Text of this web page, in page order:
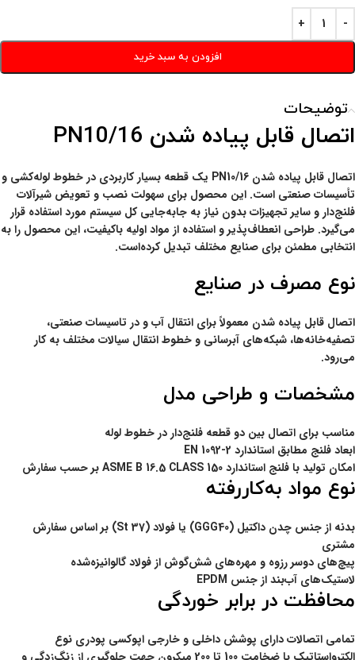
افزودن به سبد خرید
توضیحات
اتصال قابل پیاده شدن PN10/16
اتصال قابل پیاده شدن PN10/16 یک قطعه بسیار کاربردی در خطوط لوله‌کشی و
تأسیسات صنعتی است. این محصول برای سهولت نصب و تعویض شیرآلات
فلنج‌دار و سایر تجهیزات بدون نیاز به جابه‌جایی کل سیستم مورد استفاده قرار
می‌گیرد. طراحی انعطاف‌پذیر و استفاده از مواد اولیه باکیفیت، این محصول را به
انتخابی مطمئن برای صنایع مختلف تبدیل کرده‌است.
نوع مصرف در صنایع
اتصال قابل پیاده شدن معمولاً برای انتقال آب و در تاسیسات صنعتی،
تصفیه‌خانه‌ها، شبکه‌های آبرسانی و خطوط انتقال سیالات مختلف به کار
می‌رود.
مشخصات و طراحی مدل
مناسب برای اتصال بین دو قطعه فلنج‌دار در خطوط لوله
ابعاد فلنج مطابق استاندارد EN 1092-2
امکان تولید با فلنج استاندارد ASME B 16.5 CLASS 150 بر حسب سفارش
نوع مواد به‌کاررفته
بدنه از جنس چدن داکتیل (GGG40) یا فولاد (St 37) بر اساس سفارش
مشتری
پیچ‌های دوسر رزوه و مهره‌های شش‌گوش از فولاد گالوانیزه‌شده
لاستیک‌های آب‌بند از جنس EPDM
محافظت در برابر خوردگی
تمامی اتصالات دارای پوشش داخلی و خارجی اپوکسی پودری نوع